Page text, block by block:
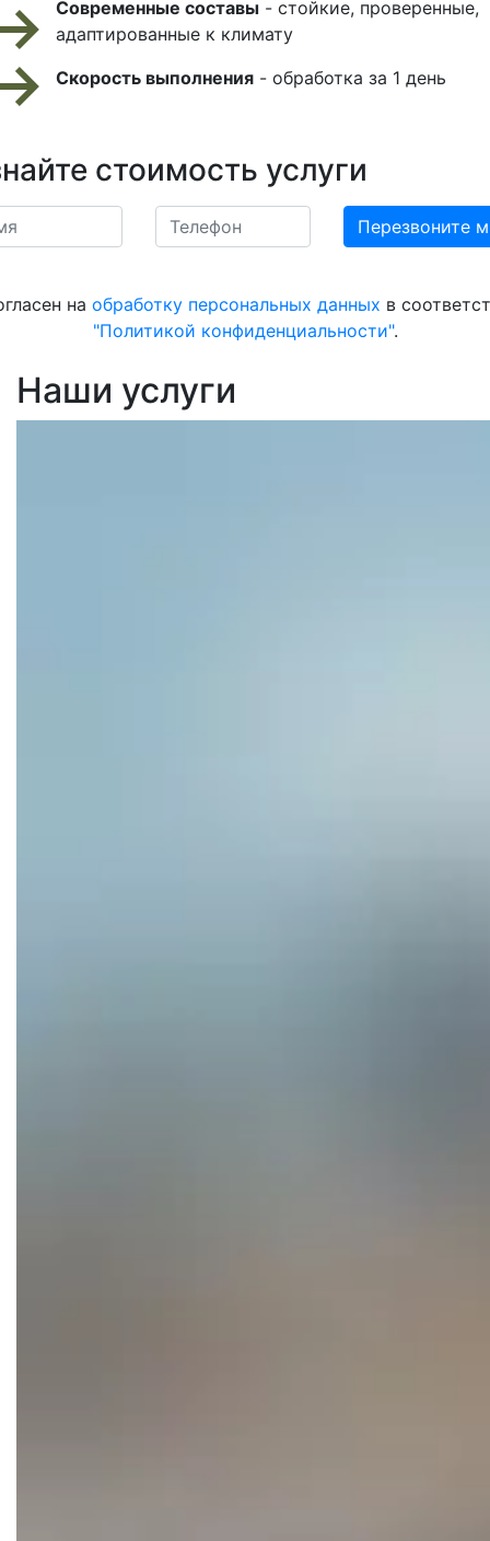
Современные составы - стойкие, проверенные,
адаптированные к климату
Скорость выполнения - обработка за 1 день
стоимость услуги
на обработку персональных данных в
"Политикой конфиденциальности".
Наши услуги